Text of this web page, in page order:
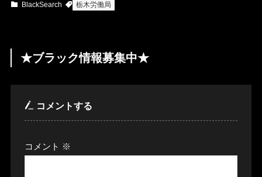
BlackSearch 栃木労働局
★ブラック情報募集中★
コメントする
コメント ※